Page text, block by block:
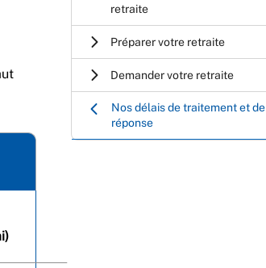
retraite
Préparer votre retraite
Demander votre retraite
Nos délais de traitement et de
réponse